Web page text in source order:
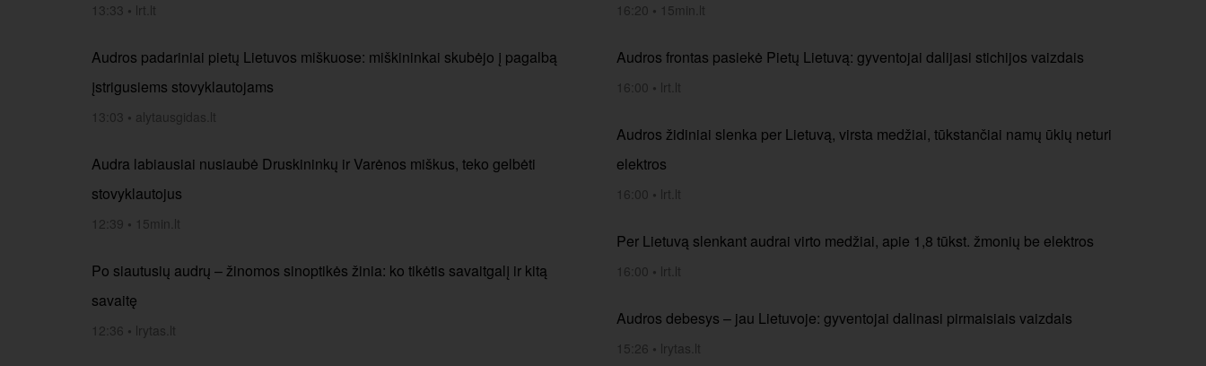
13:33 • lrt.lt
Audros padariniai pietų Lietuvos miškuose: miškininkai skubėjo į pagalbą
įstrigusiems stovyklautojams
13:03 • alytausgidas.lt
Audra labiausiai nusiaubė Druskininkų ir Varėnos miškus, teko gelbėti
stovyklautojus
12:39 • 15min.lt
Po siautusių audrų – žinomos sinoptikės žinia: ko tikėtis savaitgalį ir kitą
savaitę
12:36 • lrytas.lt
16:20 • 15min.lt
Audros frontas pasiekė Pietų Lietuvą: gyventojai dalijasi stichijos vaizdais
16:00 • lrt.lt
Audros židiniai slenka per Lietuvą, virsta medžiai, tūkstančiai namų ūkių neturi
elektros
16:00 • lrt.lt
Per Lietuvą slenkant audrai virto medžiai, apie 1,8 tūkst. žmonių be elektros
16:00 • lrt.lt
Audros debesys – jau Lietuvoje: gyventojai dalinasi pirmaisiais vaizdais
15:26 • lrytas.lt